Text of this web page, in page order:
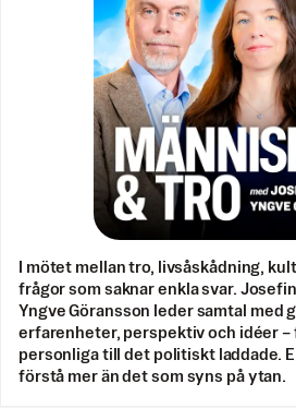
I mötet mellan tro, livsåskådning,
frågor som saknar enkla svar.
Yngve Göransson leder samtal med
erfarenheter, perspektiv och idéer –
personliga till det politiskt laddade.
förstå mer än det som syns på ytan.